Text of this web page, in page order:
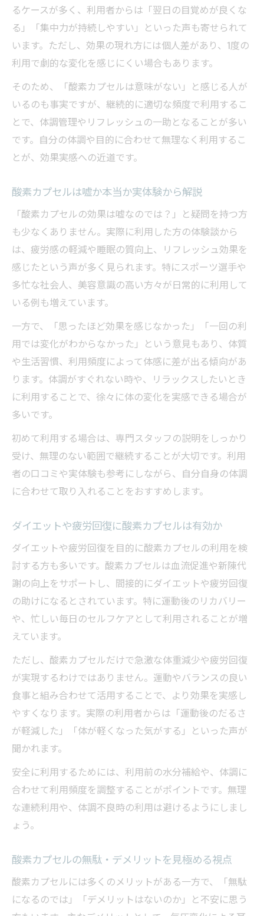
酸素カプセルの副作用リスクと安全性の根
拠
酸素カプセルで死亡事故が起きる可能性は
あるか
酸素カプセルは老化や健康に悪影響なのか
酸素カプセル利用時の注意すべき体調変化
酸素カプセルに関する嘘や誤解を正しく解
説
毎日利用すべきか頻度の目安と理由
酸素カプセルは毎日使うべきか専門的に解
酸素カプセルの最適な利用頻度とその理由
酸素カプセルの頻度と効果的な使い方の関
無理なく続ける酸素カプセル利用スケジュ
ール
点
酸素カプセルで寿命が縮む噂を検証
酸素カプセルが寿命を縮める根拠はあるの
か
健康投資として酸素カプセルは信頼できる
か
酸素カプセル利用での死亡事故リスクを解
説
性
利用前に知りたい酸素カプセルの条件
酸素カプセルの利用不可条件と適した人と
は
妊娠中や持病がある人の酸素カプセル注意
点
酸素カプセル利用時の耳抜きや閉所恐怖症
対策
スタッフへの相談で得られる酸素カプセル
の安心
酸素カプセル利用前に確認したい安全チェ
ック
るケースが多く、利用者からは「翌日の目覚めが良くな
る」「集中力が持続しやすい」といった声も寄せられて
います。ただし、効果の現れ方には個人差があり、1度の
利用で劇的な変化を感じにくい場合もあります。
そのため、「酸素カプセルは意味がない」と感じる人が
いるのも事実ですが、継続的に適切な頻度で利用するこ
とで、体調管理やリフレッシュの一助となることが多い
です。自分の体調や目的に合わせて無理なく利用するこ
とが、効果実感への近道です。
酸素カプセルは嘘か本当か実体験から解説
「酸素カプセルの効果は嘘なのでは？」と疑問を持つ方
も少なくありません。実際に利用した方の体験談から
は、疲労感の軽減や睡眠の質向上、リフレッシュ効果を
感じたという声が多く見られます。特にスポーツ選手や
多忙な社会人、美容意識の高い方々が日常的に利用して
いる例も増えています。
一方で、「思ったほど効果を感じなかった」「一回の利
用では変化がわからなかった」という意見もあり、体質
や生活習慣、利用頻度によって体感に差が出る傾向があ
ります。体調がすぐれない時や、リラックスしたいとき
に利用することで、徐々に体の変化を実感できる場合が
多いです。
初めて利用する場合は、専門スタッフの説明をしっかり
受け、無理のない範囲で継続することが大切です。利用
者の口コミや実体験も参考にしながら、自分自身の体調
に合わせて取り入れることをおすすめします。
ダイエットや疲労回復に酸素カプセルは有効か
ダイエットや疲労回復を目的に酸素カプセルの利用を検
討する方も多いです。酸素カプセルは血流促進や新陳代
謝の向上をサポートし、間接的にダイエットや疲労回復
の助けになるとされています。特に運動後のリカバリー
や、忙しい毎日のセルフケアとして利用されることが増
えています。
ただし、酸素カプセルだけで急激な体重減少や疲労回復
が実現するわけではありません。運動やバランスの良い
食事と組み合わせて活用することで、より効果を実感し
やすくなります。実際の利用者からは「運動後のだるさ
が軽減した」「体が軽くなった気がする」といった声が
聞かれます。
安全に利用するためには、利用前の水分補給や、体調に
合わせて利用頻度を調整することがポイントです。無理
な連続利用や、体調不良時の利用は避けるようにしまし
ょう。
酸素カプセルの無駄・デメリットを見極める視点
酸素カプセルには多くのメリットがある一方で、「無駄
になるのでは」「デメリットはないのか」と不安に思う